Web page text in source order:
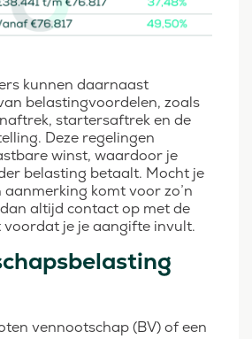
kunnen daarnaast
belastingvoordelen, zoals
startersaftrek en de
Deze regelingen
winst, waardoor je
belasting betaalt. Mocht je
komt voor zo’n
altijd contact op met de
voordat je je aangifte invult.
vennootschap (BV) of een